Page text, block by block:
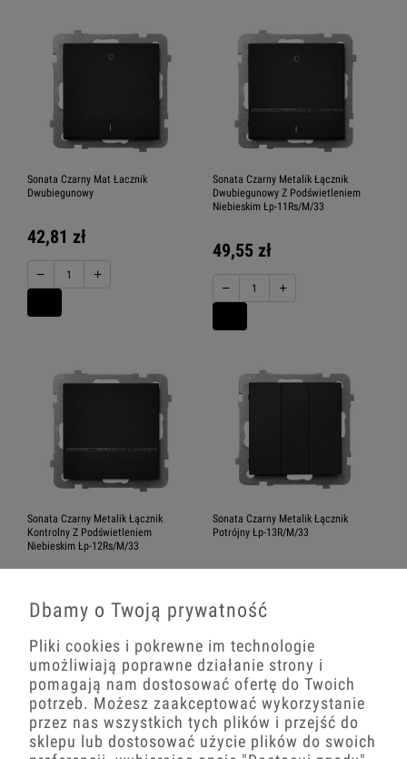
Sonata Czarny Mat Łacznik
Dwubiegunowy
42,81 zł
− +
Sonata Czarny Metalik Łącznik
Dwubiegunowy Z Podświetleniem
Niebieskim Łp-11Rs/M/33
49,55 zł
− +
Sonata Czarny Metalik Łącznik
Kontrolny Z Podświetleniem
Niebieskim Łp-12Rs/M/33
Sonata Czarny Metalik Łącznik
Potrójny Łp-13R/M/33
61,69 zł
−
Dbamy o Twoją prywatność
Pliki cookies i pokrewne im technologie
umożliwiają poprawne działanie strony i
pomagają nam dostosować ofertę do Twoich
potrzeb. Możesz zaakceptować wykorzystanie
przez nas wszystkich tych plików i przejść do
sklepu lub dostosować użycie plików do swoich